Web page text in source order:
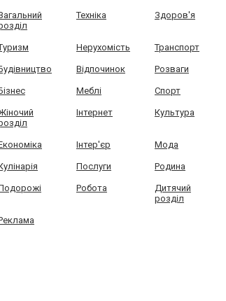
Техніка Здоров'я
Нерухомість Транспорт
Відпочинок Розваги
Меблі Спорт
Інтернет Культура
Інтер'єр Мода
Послуги Родина
Робота
Дитячий
розділ